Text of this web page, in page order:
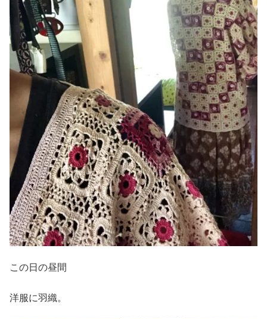
この日の昼間
洋服に羽織。